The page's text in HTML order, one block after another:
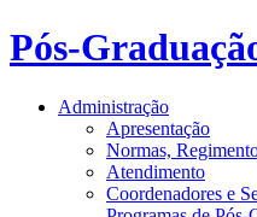
Pós-
Administração
Apresentação
Normas,
Atendimento
Coordenadores e